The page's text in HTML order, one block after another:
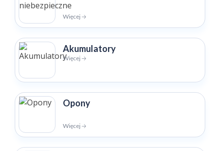
Więcej 🡢
Akumulatory
Więcej 🡢
Opony
Więcej 🡢